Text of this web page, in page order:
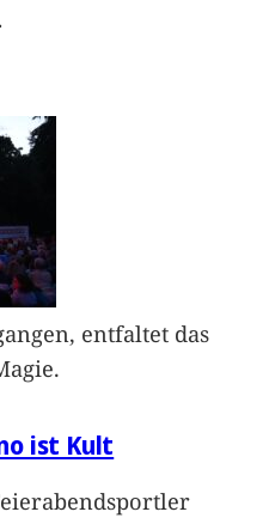
entfaltet das
ist Kult